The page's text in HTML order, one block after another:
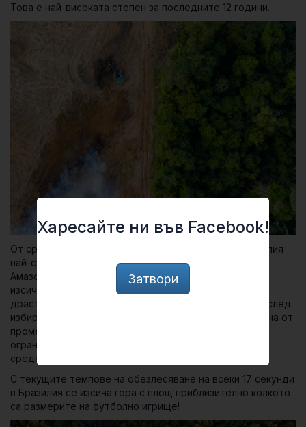
Това е най-високата степен за последните 12 години.
От средата на 2000 г. нататък изглеждаше, че Бразилия
най-сетне е успяла да ограничи изсичането на
Амазонската джунгла. Но след 2012 г. темповете на
изсичане отново започнаха да нарастват, като това
драстично се увеличи през последните две години, след
избирането на последния президент на страната. Една от
промените в политиката, дошли по него време е
ограничаване на разходите за опазване на околната
среда.
С текущите темпове на обезлесяване на всеки 17 секунди
в Бразилия се изсича гора с площ приблизително колкото
са размерите на футболно игрище!
Харесайте ни във Facebook!
Затвори